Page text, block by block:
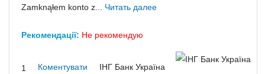
Zamknąłem konto z... Читать далее
Рекомендації: Не рекомендую
1 Коментувати ІНГ Банк Україна